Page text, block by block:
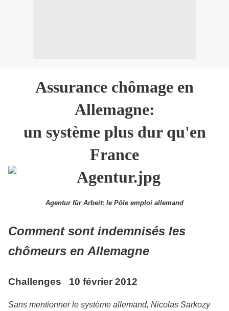
Assurance chômage en
Allemagne:
un système plus dur qu'en
France
Agentur für Arbeit: le Pôle emploi allemand
Comment sont indemnisés les
chômeurs en Allemagne
Challenges 10 février 2012
Sans mentionner le système allemand, Nicolas Sarkozy